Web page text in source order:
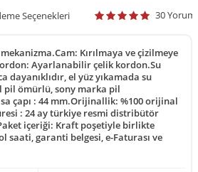
Seçenekleri 30 Yorum
Kırılmaya ve çizilmeye
Ayarlanabilir çelik kordon.Su
dayanıklıdır, el yüz yıkamada su
pil ömürlü, sony marka pil
çapı : 44 mm.Orijinallik: %100 orijinal
: 24 ay türkiye resmi distribütör
içeriği: Kraft poşetiyle birlikte
saati, garanti belgesi, e-Faturası ve